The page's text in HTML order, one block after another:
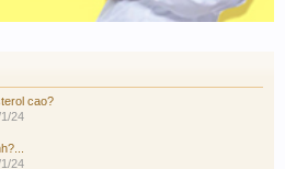
cao?
24
24